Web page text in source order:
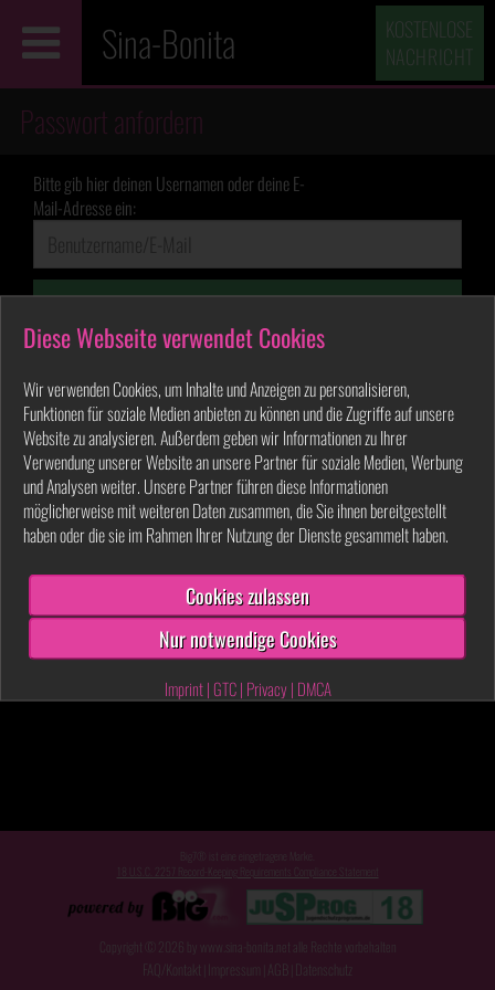
Diese Webseite verwendet Cookies
Wir verwenden Cookies, um Inhalte und Anzeigen zu personalisieren,
Funktionen für soziale Medien anbieten zu können und die Zugriffe auf unsere
Website zu analysieren. Außerdem geben wir Informationen zu Ihrer
Verwendung unserer Website an unsere Partner für soziale Medien, Werbung
und Analysen weiter. Unsere Partner führen diese Informationen
möglicherweise mit weiteren Daten zusammen, die Sie ihnen bereitgestellt
haben oder die sie im Rahmen Ihrer Nutzung der Dienste gesammelt haben.
Cookies zulassen
Nur notwendige Cookies
Imprint| GTC| Privacy| DMCA
Sina-Bonita
KOSTENLOSE
NACHRICHT
Passwort anfordern
Bitte gib hier deinen Usernamen oder deine E-
Mail-Adresse ein:
Passwort zusenden
Big7® ist eine eingetragene Marke.
18 U.S.C. 2257 Record-Keeping Requirements Compliance Statement
Copyright © 2026 by www.sina-bonita.net alle Rechte vorbehalten
FAQ/Kontakt Impressum AGB Datenschutz